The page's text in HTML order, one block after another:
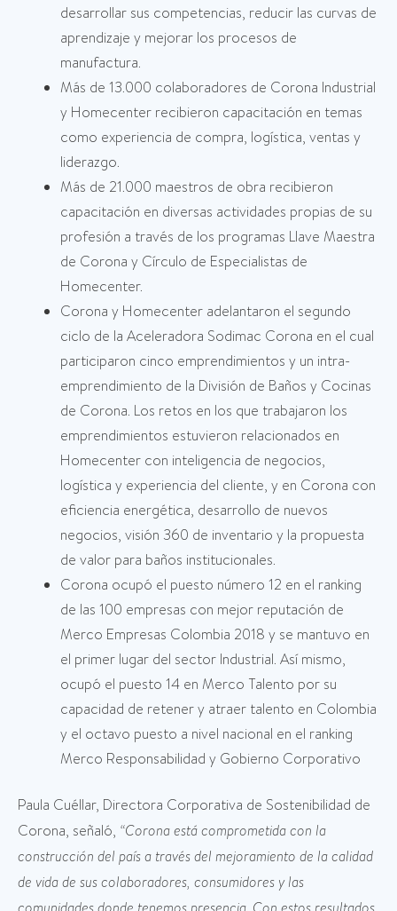
desarrollar sus competencias, reducir las curvas de
aprendizaje y mejorar los procesos de
manufactura.
Más de 13.000 colaboradores de Corona Industrial
y Homecenter recibieron capacitación en temas
como experiencia de compra, logística, ventas y
liderazgo.
Más de 21.000 maestros de obra recibieron
capacitación en diversas actividades propias de su
profesión a través de los programas Llave Maestra
de Corona y Círculo de Especialistas de
Homecenter.
Corona y Homecenter adelantaron el segundo
ciclo de la Aceleradora Sodimac Corona en el cual
participaron cinco emprendimientos y un intra-
emprendimiento de la División de Baños y Cocinas
de Corona. Los retos en los que trabajaron los
emprendimientos estuvieron relacionados en
Homecenter con inteligencia de negocios,
logística y experiencia del cliente, y en Corona con
eficiencia energética, desarrollo de nuevos
negocios, visión 360 de inventario y la propuesta
de valor para baños institucionales.
Corona ocupó el puesto número 12 en el ranking
de las 100 empresas con mejor reputación de
Merco Empresas Colombia 2018 y se mantuvo en
el primer lugar del sector Industrial. Así mismo,
ocupó el puesto 14 en Merco Talento por su
capacidad de retener y atraer talento en Colombia
y el octavo puesto a nivel nacional en el ranking
Merco Responsabilidad y Gobierno Corporativo
Paula Cuéllar, Directora Corporativa de Sostenibilidad de
Corona, señaló, “Corona está comprometida con la
construcción del país a través del mejoramiento de la calidad
de vida de sus colaboradores, consumidores y las